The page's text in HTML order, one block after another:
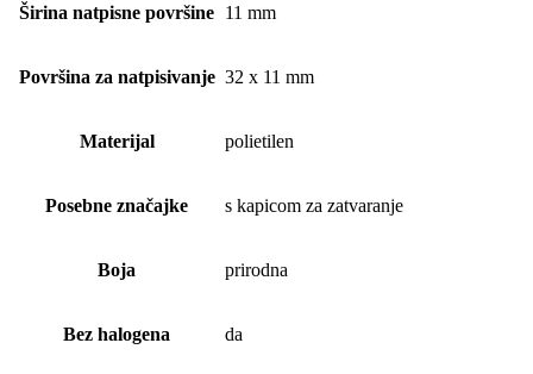
Širina natpisne površine 11 mm
Površina za natpisivanje 32 x 11 mm
Materijal polietilen
Posebne značajke s kapicom za zatvaranje
Boja prirodna
Bez halogena da